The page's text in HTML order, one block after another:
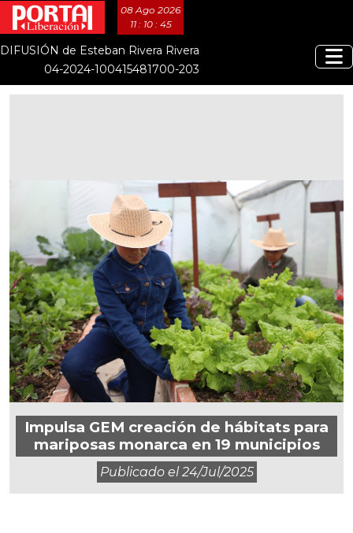
08 Ago 2026
11 : 10 : 46
DIFUSIÓN de Esteban Rivera Rivera
04-2024-100415481700-203
Impulsa GEM creación de hábitats para
mariposas monarca en 19 municipios
Publicado el24/jul/2025